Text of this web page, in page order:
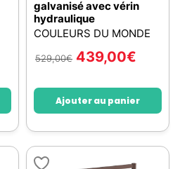
galvanisé avec vérin
hydraulique
COULEURS DU MONDE
529,00€ 439,00€
Ajouter au panier